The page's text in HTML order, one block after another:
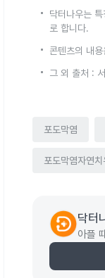
닥터나우는
로 합니다.
콘텐츠의 내
그 외 출처 :
포도막염
포도막염자연치
닥터
아플